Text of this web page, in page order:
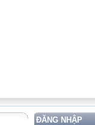
ĐĂNG NHẬP